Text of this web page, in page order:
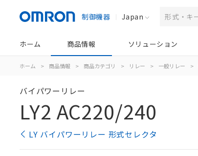
制御機器 Japan
ホーム 商品情報 ソリューション
ホーム > 商品情報 > 商品カテゴリ > リレー > 一般リレー >
バイパワーリレー
LY2 AC220/240
LY バイパワーリレー 形式セレクタ